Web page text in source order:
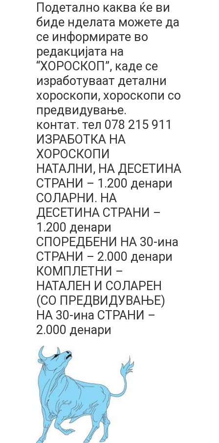
Подетално каква ќе ви
биде нделата можете да
се информирате во
редакцијата на
“ХОРОСКОП”, каде се
изработуваат детални
хороскопи, хороскопи со
предвидување.
контат. тел 078 215 911
ИЗРАБОТКА НА
ХОРОСКОПИ
НАТАЛНИ, НА ДЕСЕТИНА
СТРАНИ – 1.200 денари
СОЛАРНИ. НА
ДЕСЕТИНА СТРАНИ –
1.200 денари
СПОРЕДБЕНИ НА 30-ина
СТРАНИ – 2.000 денари
КОМПЛЕТНИ –
НАТАЛЕН И СОЛАРЕН
(СО ПРЕДВИДУВАЊЕ)
НА 30-ина СТРАНИ –
2.000 денари